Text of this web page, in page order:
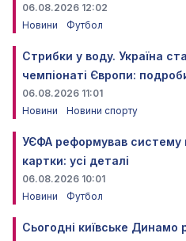
06.08.2026 12:02
Новини
Футбол
Стрибки у воду. Україна
чемпіонаті Європи:
06.08.2026 11:01
Новини
Новини спорту
УЄФА реформував систему
картки: усі деталі
06.08.2026 10:01
Новини
Футбол
Сьогодні київське Динамо